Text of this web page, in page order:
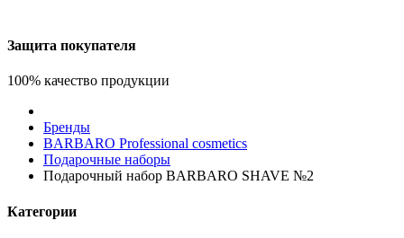
Защита покупателя
100% качество продукции
Бренды
BARBARO Professional cosmetics
Подарочные наборы
Подарочный набор BARBARO SHAVE №2
Категории